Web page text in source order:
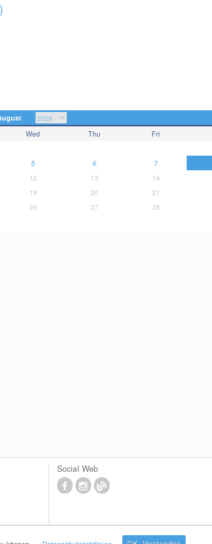
Wed Thu Fri
5 6 7
12 13 14
19 20 21
26 27 28
Social Web